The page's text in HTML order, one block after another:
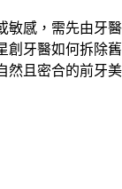
敏感，需先由牙醫
創牙醫如何拆除舊
然且密合的前牙美